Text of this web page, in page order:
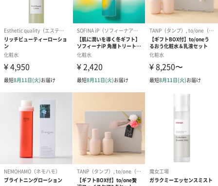
「SINN PURETE（シン ピュルテ）」
SKINCARE+MINDFULNESS 3 in 1 。“心”と“脳”を整えなが
ら“肌”をケア。
MINDFUL BEAUTYとは、毎日のスキンケアにおいて身体と心の繋
がりを意識することでマインドフルネスの状態を取り入れ、維持
するという意味です。
365日朝晩、計730回。スキンケアの時間は大切な“ME-TIME”。
目まぐるしく過ぎていく日常の中でふと立ち止まることは、思考
や感情をポジティブに導き、肌をご機嫌に整える秘訣です。